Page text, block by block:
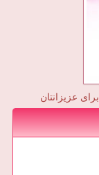
عزیزانتان